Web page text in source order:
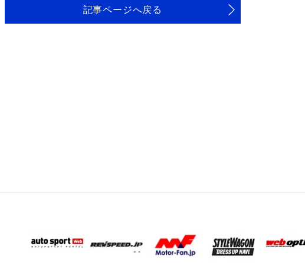
記事ページへ戻る